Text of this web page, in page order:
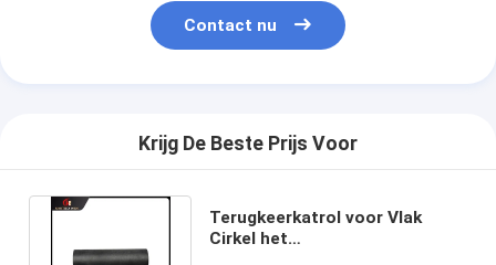
Contact nu
Krijg De Beste Prijs Voor
Terugkeerkatrol voor Vlak
Cirkel het